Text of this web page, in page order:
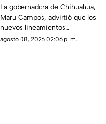
censura del Gobierno
Federal bajo la nueva
ley que controla a los
medios
La gobernadora de Chihuahua,
Maru Campos, advirtió que los
nuevos lineamientos
impulsados por el Gobierno
agosto 08, 2026 02:06 p. m.